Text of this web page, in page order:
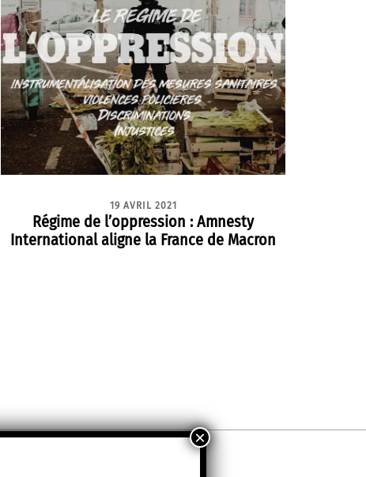
19 AVRIL 2021
Régime de l’oppression : Amnesty
International aligne la France de Macron